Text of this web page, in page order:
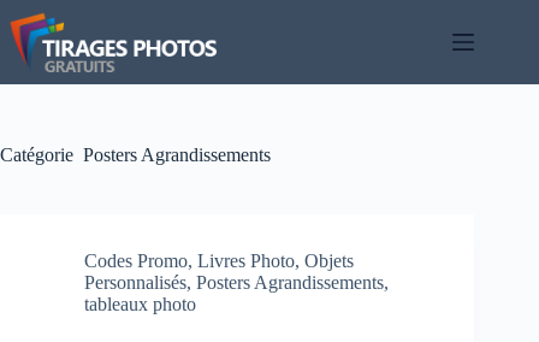
Passer
au
contenu
Catégorie Posters Agrandissements
Codes Promo, Livres Photo, Objets
Personnalisés, Posters Agrandissements,
tableaux photo